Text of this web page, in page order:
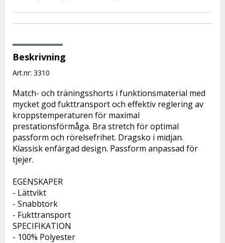
Beskrivning
Art.nr: 3310
Match- och träningsshorts i funktionsmaterial med
mycket god fukttransport och effektiv reglering av
kroppstemperaturen för maximal
prestationsförmåga. Bra stretch för optimal
passform och rörelsefrihet. Dragsko i midjan.
Klassisk enfärgad design. Passform anpassad för
tjejer.
EGENSKAPER
- Lättvikt
- Snabbtork
- Fukttransport
SPECIFIKATION
- 100% Polyester